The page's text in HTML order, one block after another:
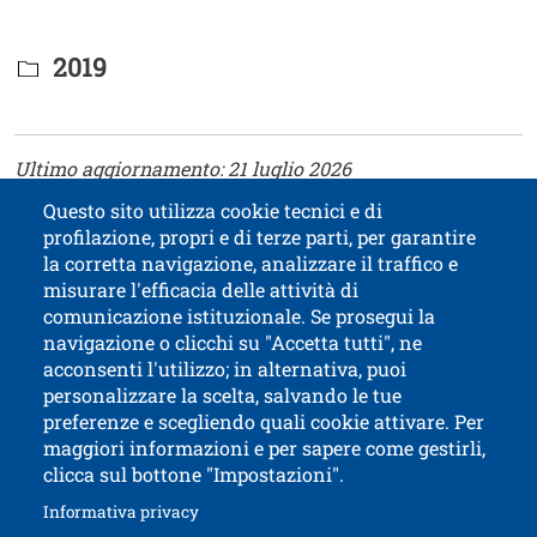
Titolo Documenti in cartella
2019
Ultimo aggiornamento: 21 luglio 2026
Contatti
Titolo contatti
Questo sito utilizza cookie tecnici e di
profilazione, propri e di terze parti, per garantire
la corretta navigazione, analizzare il traffico e
misurare l'efficacia delle attività di
comunicazione istituzionale. Se prosegui la
navigazione o clicchi su "Accetta tutti", ne
acconsenti l'utilizzo; in alternativa, puoi
personalizzare la scelta, salvando le tue
preferenze e scegliendo quali cookie attivare. Per
maggiori informazioni e per sapere come gestirli,
clicca sul bottone "Impostazioni".
Informativa privacyApri il link in una nuova finestra
Università di Trento
via Calepina, 14 - I-38122 Trento
P.IVA-C.F. 003​40520220
Accessibilità